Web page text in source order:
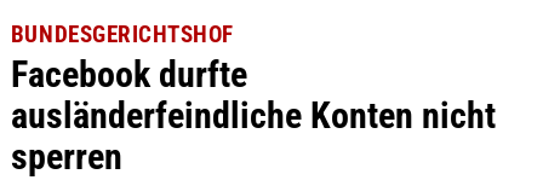
BUNDESGERICHTSHOF
Facebook durfte
ausländerfeindliche Konten nicht
sperren